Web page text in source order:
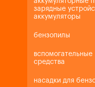
зарядные
аккумуляторы
бензопилы
вспомогательные
средства
насадки для